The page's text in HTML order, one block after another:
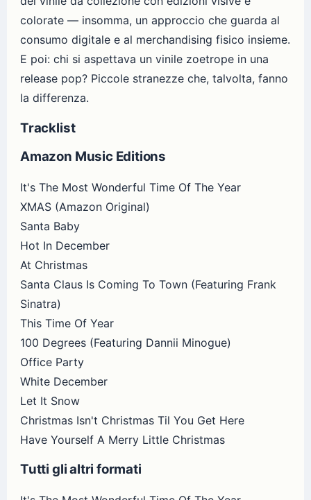
colorate — insomma, un approccio che guarda al
consumo digitale e al merchandising fisico insieme.
E poi: chi si aspettava un vinile zoetrope in una
release pop? Piccole stranezze che, talvolta, fanno
la differenza.
Tracklist
Amazon Music Editions
It's The Most Wonderful Time Of The Year
XMAS (Amazon Original)
Santa Baby
Hot In December
At Christmas
Santa Claus Is Coming To Town (Featuring Frank
Sinatra)
This Time Of Year
100 Degrees (Featuring Dannii Minogue)
Office Party
White December
Let It Snow
Christmas Isn't Christmas Til You Get Here
Have Yourself A Merry Little Christmas
Tutti gli altri formati